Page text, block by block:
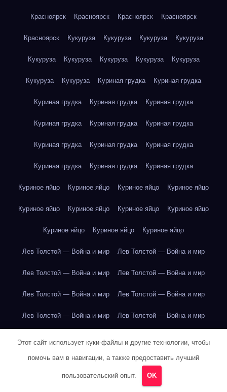
Красноярск Красноярск Красноярск Красноярск
Красноярск Кукуруза Кукуруза Кукуруза Кукуруза
Кукуруза Кукуруза Кукуруза Кукуруза Кукуруза
Кукуруза Кукуруза Куриная грудка Куриная грудка
Куриная грудка Куриная грудка Куриная грудка
Куриная грудка Куриная грудка Куриная грудка
Куриная грудка Куриная грудка Куриная грудка
Куриная грудка Куриная грудка Куриная грудка
Куриное яйцо Куриное яйцо Куриное яйцо Куриное яйцо
Куриное яйцо Куриное яйцо Куриное яйцо Куриное яйцо
Куриное яйцо Куриное яйцо Куриное яйцо
Лев Толстой — Война и мир Лев Толстой — Война и мир
Лев Толстой — Война и мир Лев Толстой — Война и мир
Лев Толстой — Война и мир Лев Толстой — Война и мир
Лев Толстой — Война и мир Лев Толстой — Война и мир
Лев Толстой — Война и мир Лев Толстой — Война и мир
Лев Толстой — Война и мир Лев Толстой — Война и мир
Этот сайт использует куки-файлы и другие технологии, чтобы
помочь вам в навигации, а также предоставить лучший
пользовательский опыт. OK